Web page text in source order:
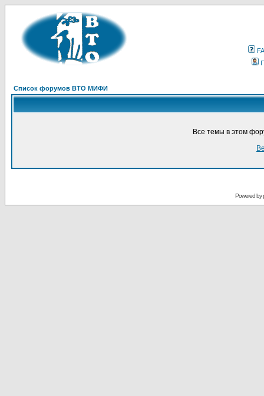
Список форумов ВТО МИФИ
Все темы в этом
Powered by